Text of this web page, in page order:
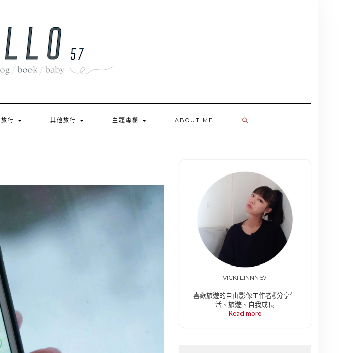
行 其他旅行 主題專欄 ABOUT ME
VICKI LINNN 57
喜歡旅遊的自由影像工作者✌️分享生
活、旅遊、自我成長
Read more